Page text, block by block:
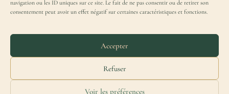
navigation ou les ID uniques sur ce site. Le fait de ne pas consentir ou de retirer son
consentement peut avoir un effet négatif sur certaines caractéristiques et fonctions.
Accepter
Refuser
Voir les préférences
J'accepte de recevoir la Missive Magique et j'ai lu lapolitique de